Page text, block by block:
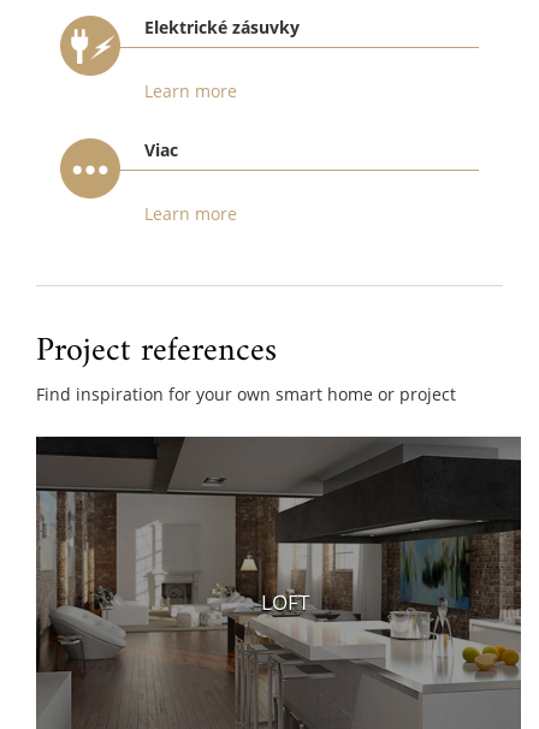
Elektrické zásuvky
Learn more
Viac
Learn more
Project references
Find inspiration for your own smart home or project
LOFT